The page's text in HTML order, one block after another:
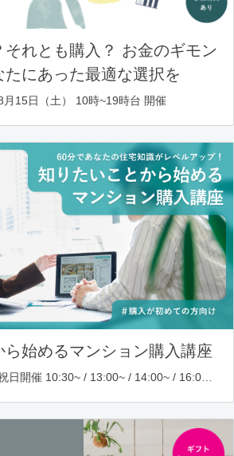
それとも購入？ お金のギモン
たにあった最適な選択を
15日（土） 10時~19時台 開催
ら始めるマンション購入講座